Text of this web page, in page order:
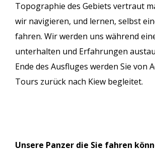
Topographie des Gebiets vertraut
wir navigieren, und lernen, selbst
fahren. Wir werden uns während
unterhalten und Erfahrungen
Ende des Ausfluges werden Sie von
Tours zurück nach Kiew begleitet.
Unsere Panzer die Sie fahren